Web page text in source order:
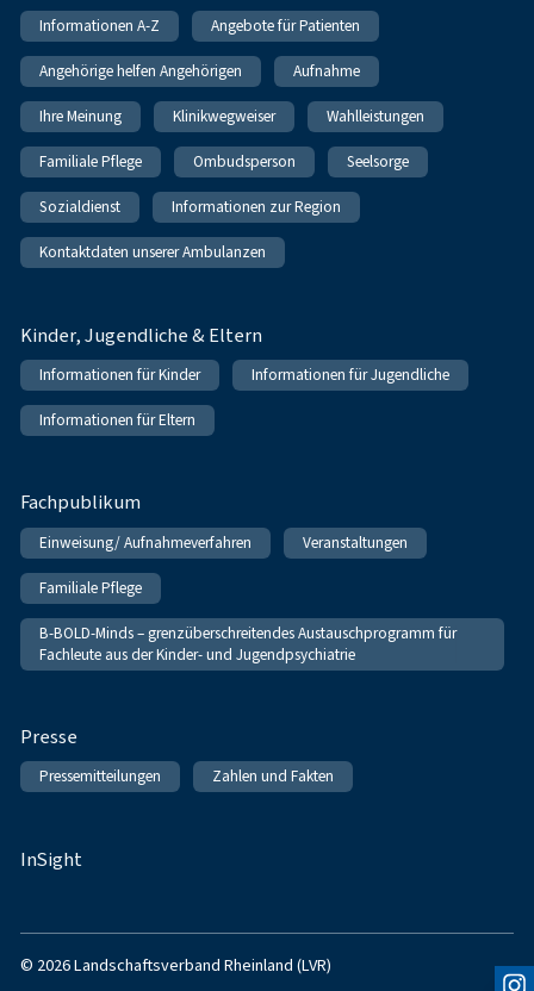
Informationen A-Z Angebote für Patienten
Angehörige helfen Angehörigen Aufnahme
Ihre Meinung Klinikwegweiser Wahlleistungen
Familiale Pflege Ombudsperson Seelsorge
Sozialdienst Informationen zur Region
Kontaktdaten unserer Ambulanzen
Kinder, Jugendliche & Eltern
Informationen für Kinder Informationen für Jugendliche
Informationen für Eltern
Fachpublikum
Einweisung/ Aufnahmeverfahren Veranstaltungen
Familiale Pflege
B-BOLD-Minds – grenzüberschreitendes Austauschprogramm für
Fachleute aus der Kinder- und Jugendpsychiatrie
Presse
Pressemitteilungen Zahlen und Fakten
InSight
© 2026 Landschaftsverband Rheinland (LVR)